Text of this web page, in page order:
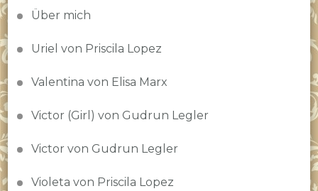
Über mich
Uriel von Priscila Lopez
Valentina von Elisa Marx
Victor (Girl) von Gudrun Legler
Victor von Gudrun Legler
Violeta von Priscila Lopez